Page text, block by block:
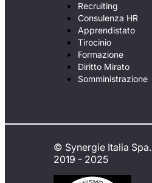
Recruiting
Consulenza HR
Apprendistato
Tirocinio
Formazione
Diritto Mirato
Somministrazione
© Synergie Italia Spa.
2019 - 2025